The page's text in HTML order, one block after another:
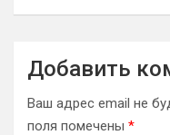
Добавить
Ваш адрес email не
поля помечены *